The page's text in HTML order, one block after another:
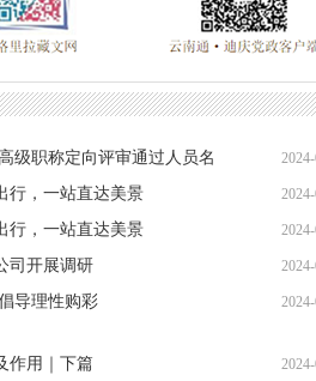
级职称定向评审通过人员名
行，一站直达美景
行，一站直达美景
司开展调研
导理性购彩
作用｜下篇